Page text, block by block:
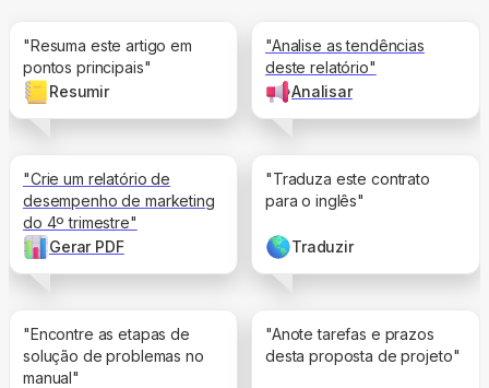
"Resuma este artigo em
pontos principais"
Resumir
"Analise as tendências
deste relatório"
Analisar
"Crie um relatório de
desempenho de marketing
do 4º trimestre"
Gerar PDF
"Traduza este contrato
para o inglês"
Traduzir
"Encontre as etapas de
solução de problemas no
manual"
"Anote tarefas e prazos
desta proposta de projeto"